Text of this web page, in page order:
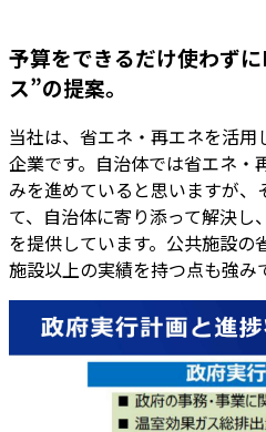
予算をできるだけ使わず
ス”の提案。
当社は、省エネ・再エネを活用
企業です。自治体では省エネ・
みを進めていると思いますが、
て、自治体に寄り添って解決し
を提供しています。公共施設の
施設以上の実績を持つ点も強み